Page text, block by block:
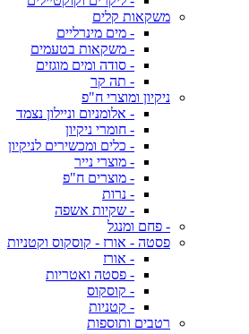
משקאות קלים
- מים מינרליים
- משקאות בטעמים
- סודה ומים מוגזים
- תה קר
ניקיון ומוצרי ח"פ
- אלומניום וניילון נצמד
- חומרי ניקיון
- כלים ומכשירים לניקיון
- מוצרי נייר
- מוצרים ח"פ
- נרות
- שקיות אשפה
- פחם ומנגל
פסטה - אורז - קוסקוס וקטניות
- אורז
- פסטה ואטריות
- קוסקוס
- קטניות
רטבים ותוספות